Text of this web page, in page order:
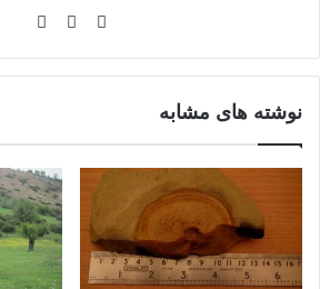
وبس
فی
وک گرا
نوشته های مشابه